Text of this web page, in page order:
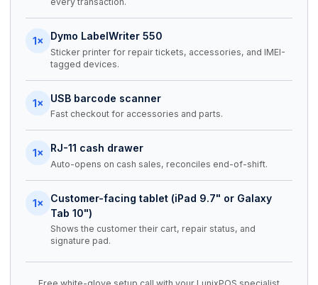
1× Dymo LabelWriter 550
Sticker printer for repair tickets, accessories, and IMEI-
tagged devices.
1× USB barcode scanner
Fast checkout for accessories and parts.
1× RJ-11 cash drawer
Auto-opens on cash sales, reconciles end-of-shift.
1×
Customer-facing tablet (iPad 9.7" or Galaxy
Tab 10")
Shows the customer their cart, repair status, and
signature pad.